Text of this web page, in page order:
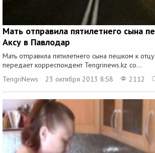
Мать отправила пятилетнего сына
Аксу в Павлодар
Мать отправила пятилетнего сына пешком к
передает корреспондент Tengrinews.kz со...
TengriNews
23 октября 2013 8:58 2112